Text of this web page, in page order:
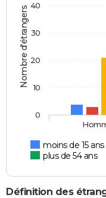
Nombre d'étrangers
moins de 15 ans
plus de 54 ans
0
10
20
30
40
Définition des